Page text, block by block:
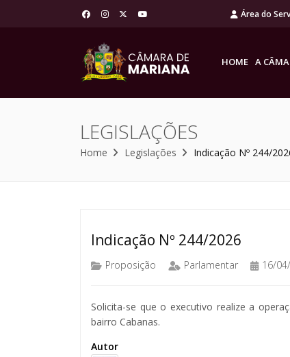
Área do
HOME A
LEGISLAÇÕES
Home Legislações Indicação Nº 244/
Indicação Nº 244/2026
Proposição Parlamentar 16/
Solicita-se que o executivo realize a
bairro Cabanas.
Autor